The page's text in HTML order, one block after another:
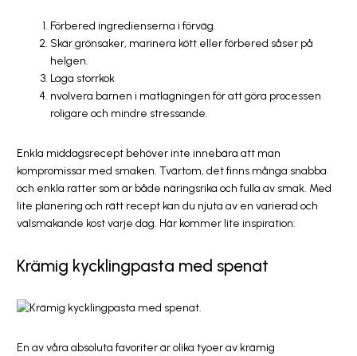
Förbered ingredienserna i förväg.
Skär grönsaker, marinera kött eller förbered såser på
helgen.
Laga storrkok
nvolvera barnen i matlagningen för att göra processen
roligare och mindre stressande.
Enkla middagsrecept behöver inte innebära att man
kompromissar med smaken. Tvärtom, det finns många snabba
och enkla rätter som är både näringsrika och fulla av smak. Med
lite planering och rätt recept kan du njuta av en varierad och
välsmakande kost varje dag. Här kommer lite inspiration:
Krämig kycklingpasta med spenat
En av våra absoluta favoriter är olika tyoer av krämig